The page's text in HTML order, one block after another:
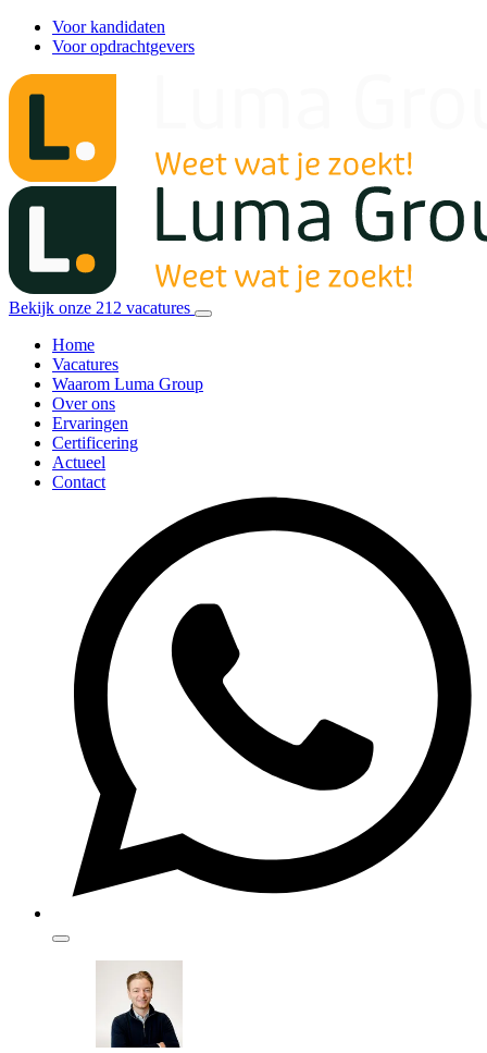
Voor kandidaten
Voor opdrachtgevers
Bekijk onze 212 vacatures
Home
Vacatures
Waarom Luma Group
Over ons
Ervaringen
Certificering
Actueel
Contact